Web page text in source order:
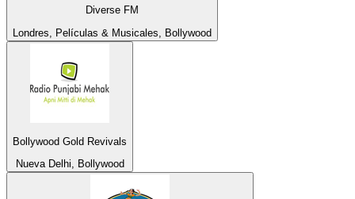
Diverse FM
Londres, Películas & Musicales, Bollywood
Bollywood Gold Revivals
Nueva Delhi, Bollywood